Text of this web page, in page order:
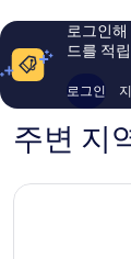
용
후
기
160
개
로그인
드를 적
로그인
주변 지